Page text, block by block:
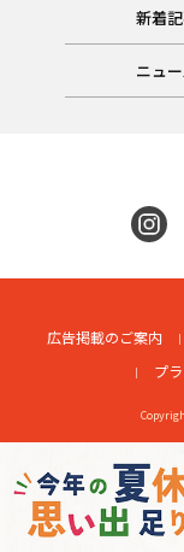
新着
ニュ
広告掲載のご案内
プ